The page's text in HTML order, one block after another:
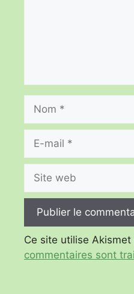
Nom
Site
web
Ce site utilise
commentaires sont